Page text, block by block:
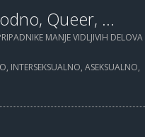
Queer, ...
MANJE VIDLJIVIH DELOVA
INTERSEKSUALNO, ASEKSUALNO,